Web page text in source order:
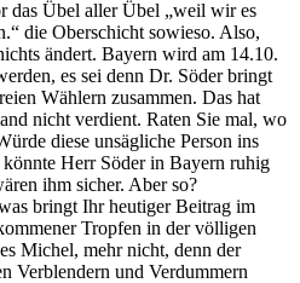
das Übel aller Übel „weil wir es
die Oberschicht sowieso. Also,
ändert. Bayern wird am 14.10.
es sei denn Dr. Söder bringt
Wählern zusammen. Das hat
nicht verdient. Raten Sie mal, wo
diese unsägliche Person ins
Herr Söder in Bayern ruhig
ihm sicher. Aber so?
bringt Ihr heutiger Beitrag im
Tropfen in der völligen
Michel, mehr nicht, denn der
Verblendern und Verdummern